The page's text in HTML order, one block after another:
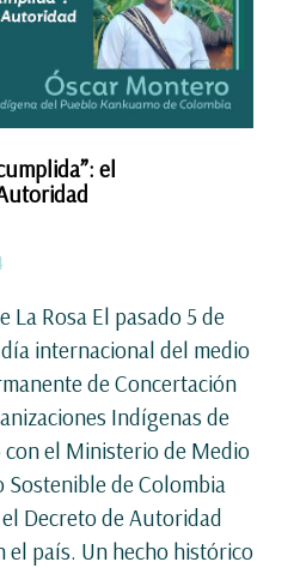
el
La Rosa El pasado 5 de
internacional del medio
de Concertación
Indígenas de
el Ministerio de Medio
de Colombia
Decreto de Autoridad
el país. Un hecho histórico